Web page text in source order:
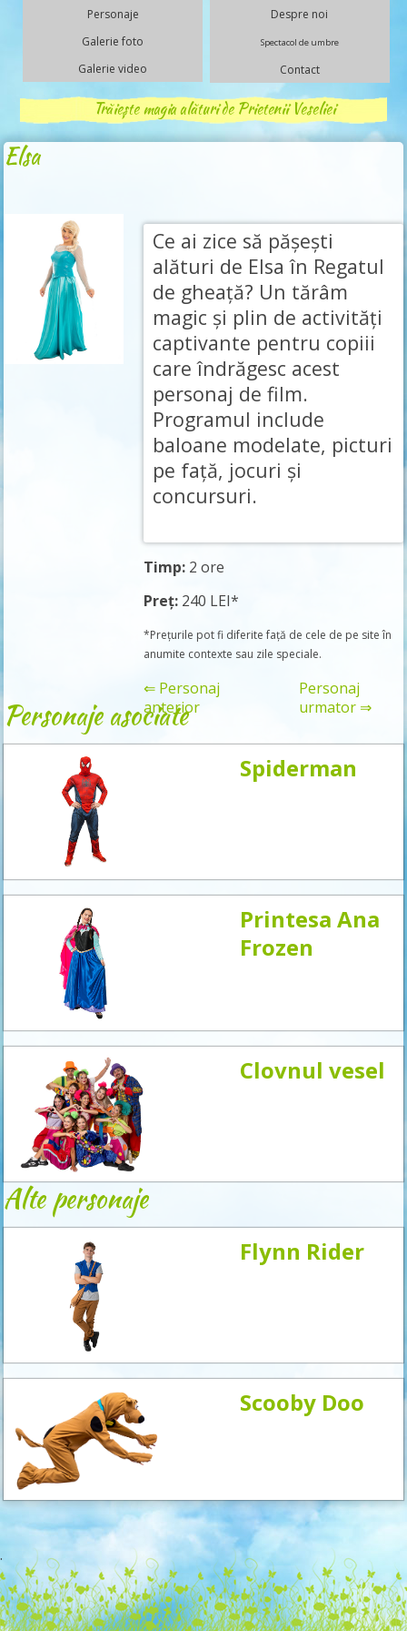
Personaje
Galerie foto
Galerie video
Despre noi
Spectacol de umbre
Contact
Trăiește magia alături de Prietenii Veseliei
Elsa
Ce ai zice să pășești
alături de Elsa în Regatul
de gheață? Un tărâm
magic și plin de activități
captivante pentru copiii
care îndrăgesc acest
personaj de film.
Programul include
baloane modelate, picturi
pe față, jocuri și
concursuri.
Timp: 2 ore
Preț: 240 LEI*
*Prețurile pot fi diferite față de cele de pe site în
anumite contexte sau zile speciale.
Rezervă
⇐ Personaj
anterior
Personaj
urmator ⇒
Personaje asociate
Spiderman
Printesa Ana
Frozen
Clovnul vesel
Alte personaje
Flynn Rider
Scooby Doo